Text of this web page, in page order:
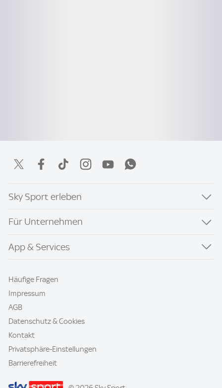
Sky Sport erleben
Für Unternehmen
App & Services
Häufige Fragen
Impressum
AGB
Datenschutz & Cookies
Kontakt
Privatsphäre-Einstellungen
Barrierefreiheit